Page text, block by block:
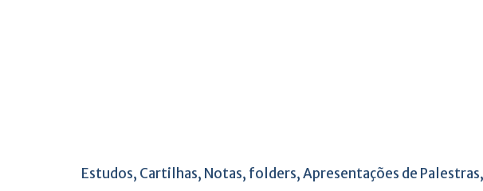
Estudos, Cartilhas, Notas, folders, Apresentações de